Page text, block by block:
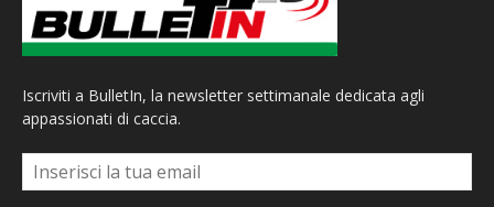
Iscriviti a BulletIn, la newsletter settimanale dedicata agli
appassionati di caccia.